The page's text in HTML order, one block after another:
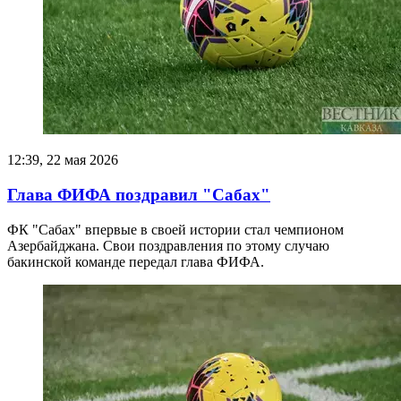
12:39, 22 мая 2026
Глава ФИФА поздравил "Сабах"
ФК "Сабах" впервые в своей истории стал чемпионом
Азербайджана. Свои поздравления по этому случаю
бакинской команде передал глава ФИФА.